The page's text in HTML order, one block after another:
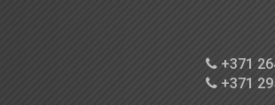
+371
+371